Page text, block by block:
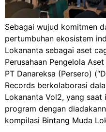
Sebagai wujud komitmen
pertumbuhan ekosistem
Lokananta sebagai aset
Perusahaan Pengelola
PT Danareksa (Persero)
Records berkolaborasi
Lokananta Vol2, yang
program dengan
kompilasi Bintang Muda